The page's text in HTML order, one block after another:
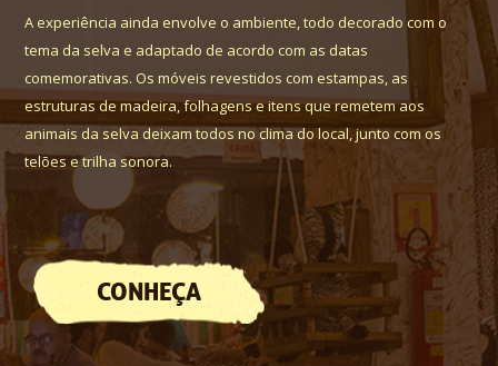
A experiência ainda envolve o ambiente, todo decorado com o
tema da selva e adaptado de acordo com as datas
comemorativas. Os móveis revestidos com estampas, as
estruturas de madeira, folhagens e itens que remetem aos
animais da selva deixam todos no clima do local, junto com os
telões e trilha sonora.
CONHEÇA